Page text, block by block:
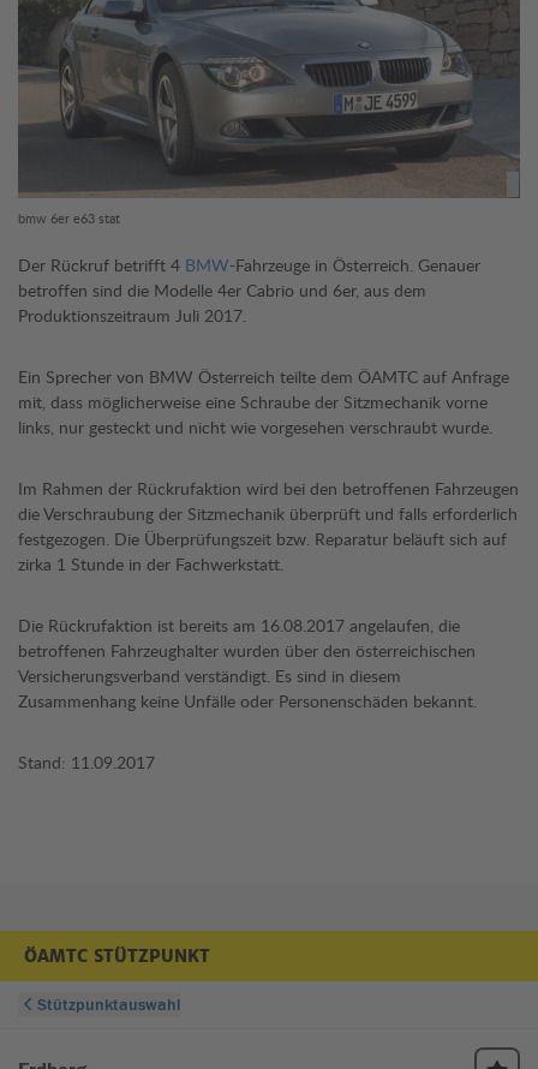
bmw 6er e63 stat
Der Rückruf betrifft 4 BMW-Fahrzeuge in Österreich. Genauer
betroffen sind die Modelle 4er Cabrio und 6er, aus dem
Produktionszeitraum Juli 2017.
Ein Sprecher von BMW Österreich teilte dem ÖAMTC auf Anfrage
mit, dass möglicherweise eine Schraube der Sitzmechanik vorne
links, nur gesteckt und nicht wie vorgesehen verschraubt wurde.
Im Rahmen der Rückrufaktion wird bei den betroffenen Fahrzeugen
die Verschraubung der Sitzmechanik überprüft und falls erforderlich
festgezogen. Die Überprüfungszeit bzw. Reparatur beläuft sich auf
zirka 1 Stunde in der Fachwerkstatt.
Die Rückrufaktion ist bereits am 16.08.2017 angelaufen, die
betroffenen Fahrzeughalter wurden über den österreichischen
Versicherungsverband verständigt. Es sind in diesem
Zusammenhang keine Unfälle oder Personenschäden bekannt.
Stand: 11.09.2017
ÖAMTC STÜTZPUNKT